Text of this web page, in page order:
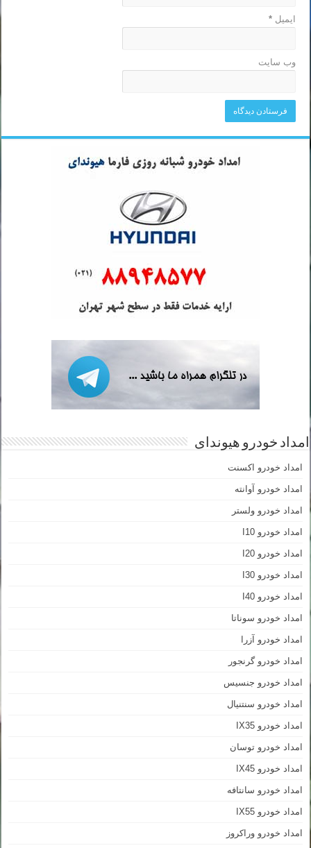
ایمیل*
وب‌ سایت
امداد خودرو هیوندای
امداد خودرو اکسنت
امداد خودرو آوانته
امداد خودرو ولستر
امداد خودرو I10
امداد خودرو I20
امداد خودرو I30
امداد خودرو I40
امداد خودرو سوناتا
امداد خودرو آزرا
امداد خودرو گرنجور
امداد خودرو جنسیس
امداد خودرو سنتنیال
امداد خودرو IX35
امداد خودرو توسان
امداد خودرو IX45
امداد خودرو سانتافه
امداد خودرو IX55
امداد خودرو وراکروز